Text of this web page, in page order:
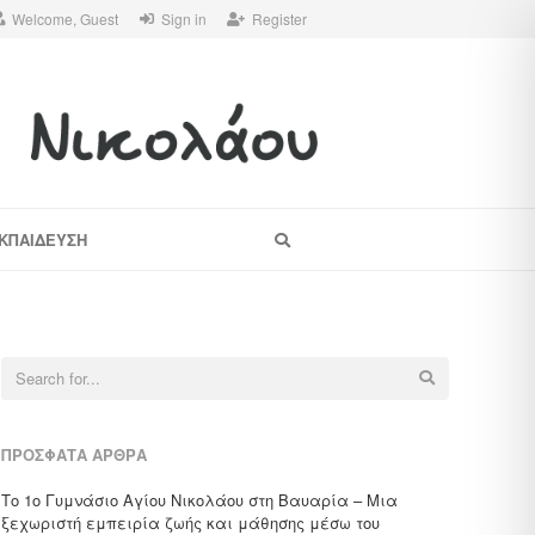
Welcome, Guest Sign in Register
Search
ΠΡΌΣΦΑΤΑ ΆΡΘΡΑ
Το 1ο Γυμνάσιο Αγίου Νικολάου στη Βαυαρία – Μια
ξεχωριστή εμπειρία ζωής και μάθησης μέσω του